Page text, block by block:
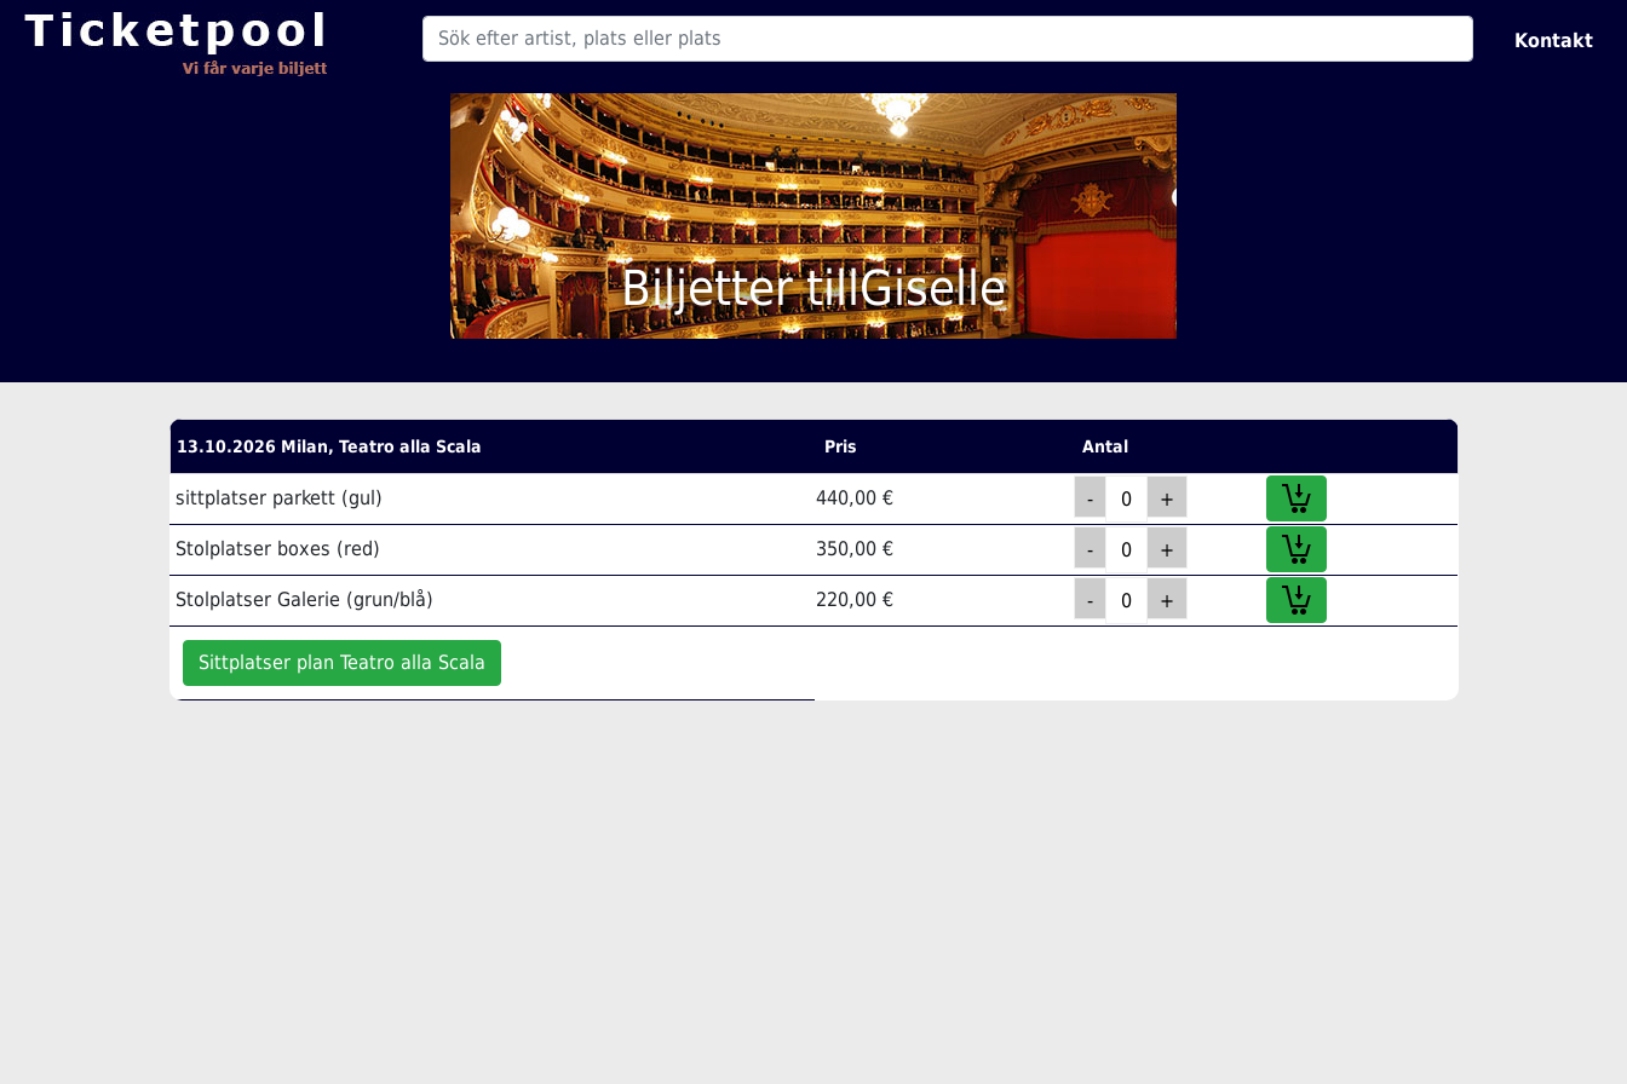
Kontakt
Biljetter tillGiselle
13.10.2026 Milan, Teatro alla Scala Pris Antal
sittplatser parkett (gul) 440,00 €
Stolplatser boxes (red) 350,00 €
Stolplatser Galerie (grun/blå) 220,00 €
Sittplatser plan Teatro alla Scala